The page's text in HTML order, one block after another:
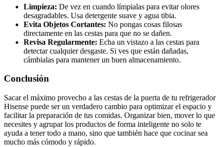
Limpieza: De vez en cuando límpialas para evitar olores
desagradables. Usa detergente suave y agua tibia.
Evita Objetos Cortantes: No pongas cosas filosas
directamente en las cestas para que no se dañen.
Revisa Regularmente: Echa un vistazo a las cestas para
detectar cualquier desgaste. Si ves que están dañadas,
cámbialas para mantener un buen almacenamiento.
Conclusión
Sacar el máximo provecho a las cestas de la puerta de tu refrigerador
Hisense puede ser un verdadero cambio para optimizar el espacio y
facilitar la preparación de tus comidas. Organizar bien, mover lo que
necesites y agrupar los productos de forma inteligente no solo te
ayuda a tener todo a mano, sino que también hace que cocinar sea
mucho más cómodo y rápido.